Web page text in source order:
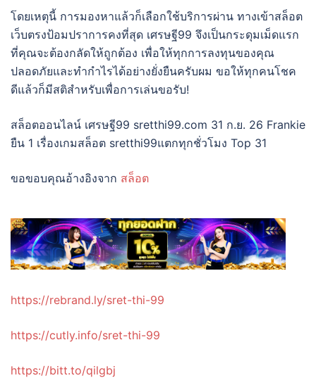
โดยเหตุนี้ การมองหาแล้วก็เลือกใช้บริการผ่าน ทางเข้าสล็อต
เว็บตรงป้อมปราการคงที่สุด เศรษฐี99 จึงเป็นกระดุมเม็ดแรก
ที่คุณจะต้องกลัดให้ถูกต้อง เพื่อให้ทุกการลงทุนของคุณ
ปลอดภัยและทำกำไรได้อย่างยั่งยืนครับผม ขอให้ทุกคนโชค
ดีแล้วก็มีสติสำหรับเพื่อการเล่นขอรับ!
สล็อตออนไลน์ เศรษฐี99 sretthi99.com 31 ก.ย. 26 Frankie
ยืน 1 เรื่องเกมสล็อต sretthi99แตกทุกชั่วโมง Top 31
ขอขอบคุณอ้างอิงจาก สล็อต
https://rebrand.ly/sret-thi-99
https://cutly.info/sret-thi-99
https://bitt.to/qilgbj